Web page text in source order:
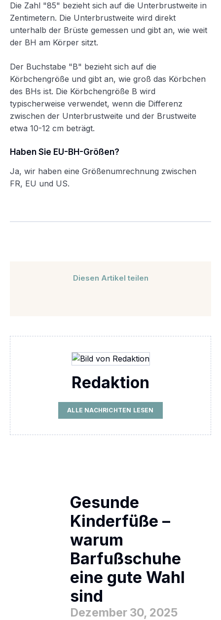
Die Zahl "85" bezieht sich auf die Unterbrustweite in
Zentimetern. Die Unterbrustweite wird direkt
unterhalb der Brüste gemessen und gibt an, wie weit
der BH am Körper sitzt.
Der Buchstabe "B" bezieht sich auf die
Körbchengröße und gibt an, wie groß das Körbchen
des BHs ist. Die Körbchengröße B wird
typischerweise verwendet, wenn die Differenz
zwischen der Unterbrustweite und der Brustweite
etwa 10-12 cm beträgt.
Haben Sie EU-BH-Größen?
Ja, wir haben eine Größenumrechnung zwischen
FR, EU und US.
Diesen Artikel teilen
Redaktion
ALLE NACHRICHTEN LESEN
Gesunde
Kinderfüße –
warum
Barfußschuhe
eine gute Wahl
sind
Dezember 30, 2025